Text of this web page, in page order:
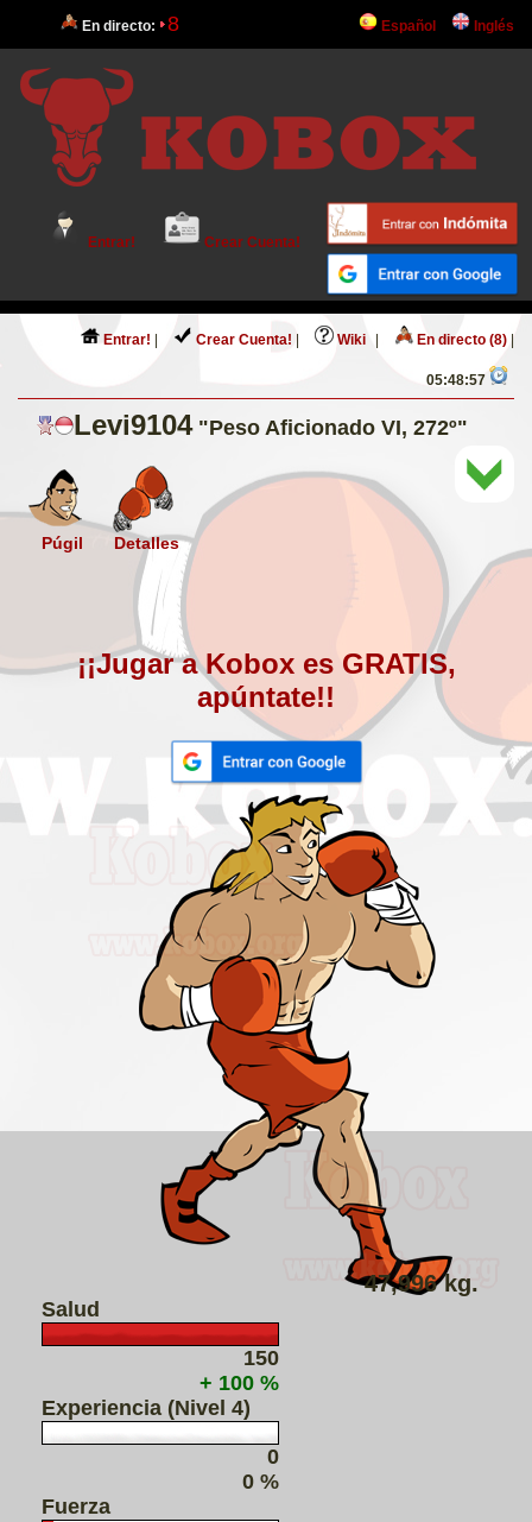
En directo: 8 Español Inglés
Entrar! Crear Cuenta!
Entrar! Crear Cuenta! Wiki En directo (8)
05:48:57
Levi9104 "Peso Aficionado VI, 272º"
Púgil Detalles
¡¡Jugar a Kobox es GRATIS,
apúntate!!
47,996 kg.
Salud
150
+ 100 %
Experiencia (Nivel 4)
0
0 %
Fuerza